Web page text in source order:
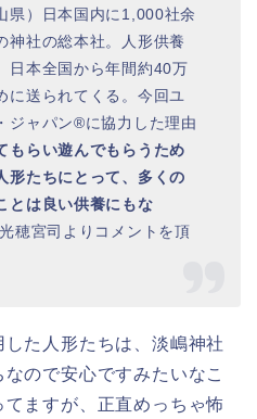
県）日本国内に1,000社余
神社の総本社。人形供養
日本全国から年間約40万
に送られてくる。今回ユ
ジャパン®に協力した理由
もらい遊んでもらうため
形たちにとって、多くの
とは良い供養にもな
穂宮司よりコメントを頂
た人形たちは、淡嶋神社
ので安心ですみたいなこ
ますが、正直めっちゃ怖